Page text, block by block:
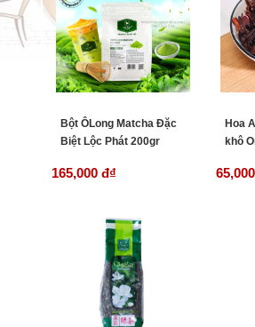
Bột ÔLong Matcha Đặc
Biệt Lộc Phát 200gr
165,000 đ₫
Hoa
khô